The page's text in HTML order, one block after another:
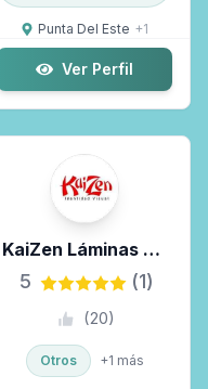
Punta Del Este +1
Ver Perfil
KaiZen Láminas De
Seguridad Y Vinilos
5 (1)
(20)
Otros +1 más